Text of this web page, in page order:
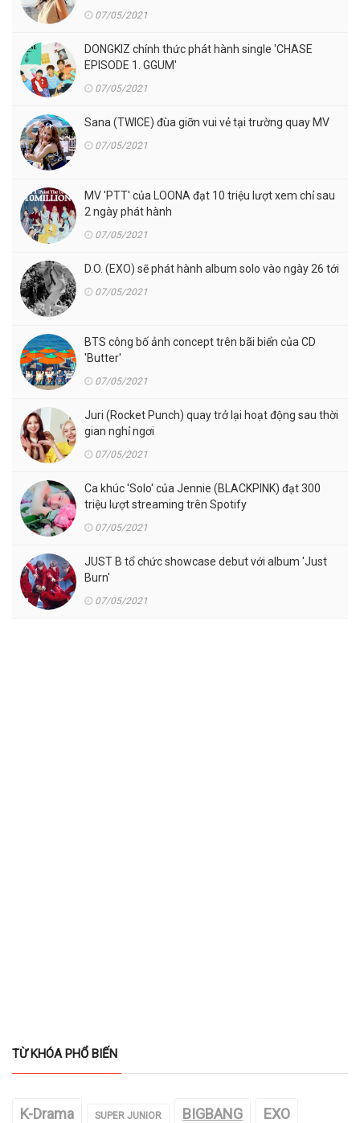
07/05/2021
DONGKIZ chính thức phát hành single 'CHASE
EPISODE 1. GGUM'
07/05/2021
Sana (TWICE) đùa giỡn vui vẻ tại trường quay MV
07/05/2021
MV 'PTT' của LOONA đạt 10 triệu lượt xem chỉ sau
2 ngày phát hành
07/05/2021
D.O. (EXO) sẽ phát hành album solo vào ngày 26 tới
07/05/2021
BTS công bố ảnh concept trên bãi biển của CD
'Butter'
07/05/2021
Juri (Rocket Punch) quay trở lại hoạt động sau thời
gian nghỉ ngơi
07/05/2021
Ca khúc 'Solo' của Jennie (BLACKPINK) đạt 300
triệu lượt streaming trên Spotify
07/05/2021
JUST B tổ chức showcase debut với album 'Just
Burn'
07/05/2021
TỪ KHÓA PHỔ BIẾN
K-Drama SUPER JUNIOR BIGBANG EXO